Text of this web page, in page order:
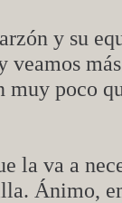
y su
veamos
muy poco
la va a
Ánimo,